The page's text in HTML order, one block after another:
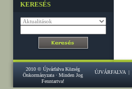
KERESÉS
2010 © Újvárfalva Község
Önkormányzata · Minden Jog
Fenntartva!
ÚJVÁRFALVA |